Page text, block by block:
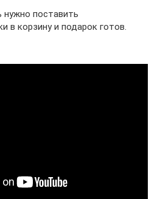
нужно поставить
в корзину и подарок готов.